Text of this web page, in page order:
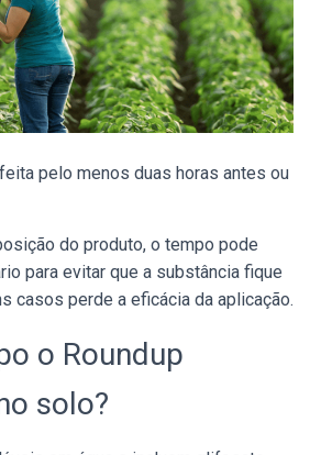
pelo menos duas horas antes ou
do produto, o tempo pode
para evitar que a substância fique
casos perde a eficácia da aplicação.
o Roundup
solo?